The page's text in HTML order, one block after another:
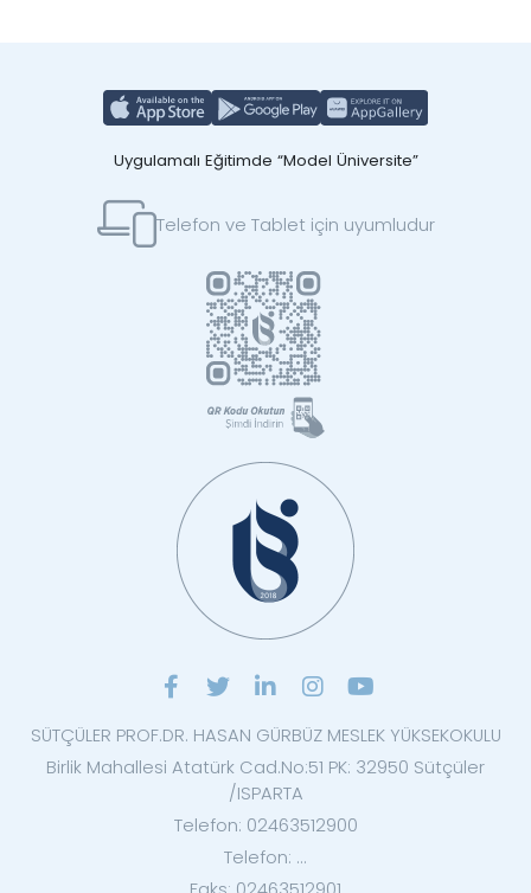
Uygulamalı Eğitimde “Model Üniversite”
Telefon ve Tablet için uyumludur
SÜTÇÜLER PROF.DR. HASAN GÜRBÜZ MESLEK YÜKSEKOKULU
Birlik Mahallesi Atatürk Cad.No:51 PK: 32950 Sütçüler
/ISPARTA
Telefon: 02463512900
Telefon: ...